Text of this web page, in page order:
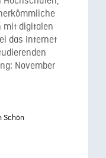
mit digitalen
das Internet
November
Schön